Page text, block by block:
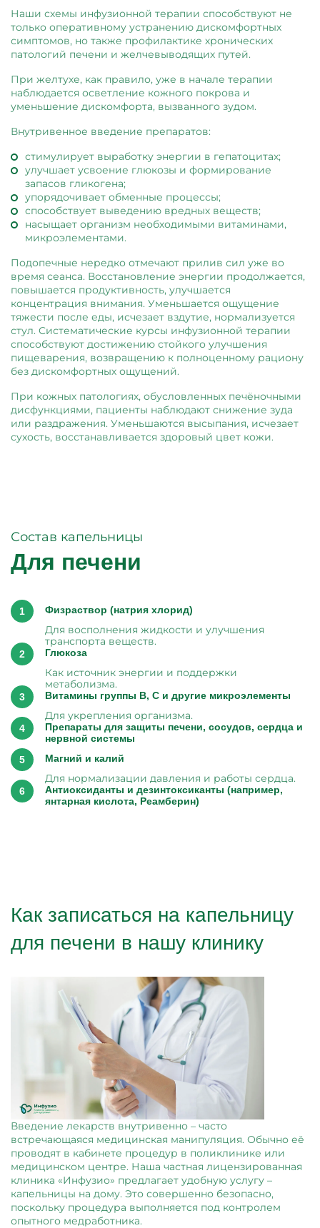
Наши схемы инфузионной терапии способствуют не
только оперативному устранению дискомфортных
симптомов, но также профилактике хронических
патологий печени и желчевыводящих путей.
При желтухе, как правило, уже в начале терапии
наблюдается осветление кожного покрова и
уменьшение дискомфорта, вызванного зудом.
Внутривенное введение препаратов:
стимулирует выработку энергии в гепатоцитах;
улучшает усвоение глюкозы и формирование
запасов гликогена;
упорядочивает обменные процессы;
способствует выведению вредных веществ;
насыщает организм необходимыми витаминами,
микроэлементами.
Подопечные нередко отмечают прилив сил уже во
время сеанса. Восстановление энергии продолжается,
повышается продуктивность, улучшается
концентрация внимания. Уменьшается ощущение
тяжести после еды, исчезает вздутие, нормализуется
стул. Систематические курсы инфузионной терапии
способствуют достижению стойкого улучшения
пищеварения, возвращению к полноценному рациону
без дискомфортных ощущений.
При кожных патологиях, обусловленных печёночными
дисфункциями, пациенты наблюдают снижение зуда
или раздражения. Уменьшаются высыпания, исчезает
сухость, восстанавливается здоровый цвет кожи.
Состав капельницы
Для печени
Физраствор (натрия хлорид)
Для восполнения жидкости и улучшения
транспорта веществ.
Глюкоза
Как источник энергии и поддержки
метаболизма.
Витамины группы B, C и другие микроэлементы
Для укрепления организма.
Препараты для защиты печени, сосудов, сердца и
нервной системы
Магний и калий
Для нормализации давления и работы сердца.
Антиоксиданты и дезинтоксиканты (например,
янтарная кислота, Реамберин)
Как записаться на капельницу
для печени в нашу клинику
Введение лекарств внутривенно – часто
встречающаяся медицинская манипуляция. Обычно её
проводят в кабинете процедур в поликлинике или
медицинском центре. Наша частная лицензированная
клиника «Инфузио» предлагает удобную услугу –
капельницы на дому. Это совершенно безопасно,
поскольку процедура выполняется под контролем
опытного медработника.